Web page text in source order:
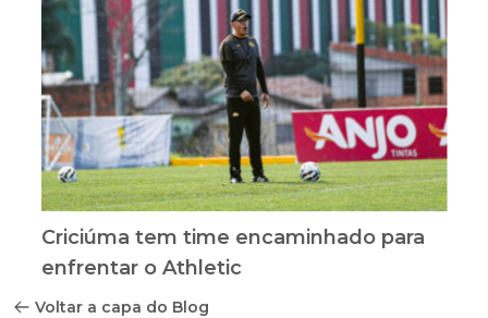
Criciúma tem time encaminhado para
enfrentar o Athletic
Voltar a capa do Blog